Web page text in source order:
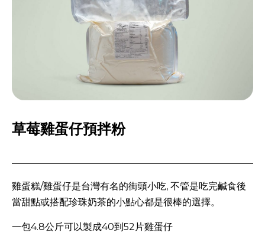
草莓雞蛋仔預拌粉
雞蛋糕/雞蛋仔是台灣有名的街頭小吃, 不管是吃完鹹食後
當甜點或搭配珍珠奶茶的小點心都是很棒的選擇。
一包4.8公斤可以製成40到52片雞蛋仔